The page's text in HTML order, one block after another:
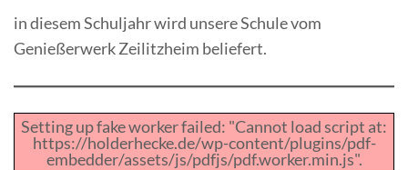
in diesem Schuljahr wird unsere Schule vom
Genießerwerk Zeilitzheim beliefert.
Setting up fake worker failed: "Cannot load script at:
https://holderhecke.de/wp-content/plugins/pdf-
embedder/assets/js/pdfjs/pdf.worker.min.js".